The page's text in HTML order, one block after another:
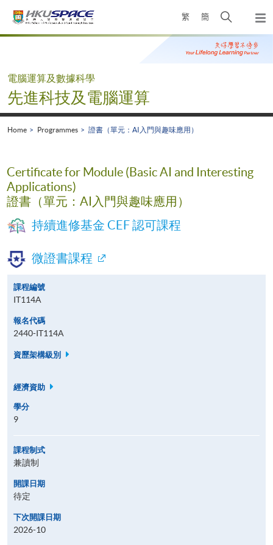
繁 簡
Open
search
panel
Main
電腦運算及數據科學
先進科技及電腦運算
Home Programmes 證書（單元：AI入門與趣味應用）
Certificate for Module (Basic AI and Interesting
Applications)
證書（單元：AI入門與趣味應用）
持續進修基金 CEF 認可課程
微證書課程
課程編號
IT114A
報名代碼
2440-IT114A
資歷架構級別
經濟資助
學分
9
課程制式
兼讀制
開課日期
待定
下次開課日期
2026-10